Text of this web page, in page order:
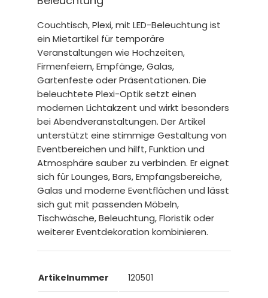
Couchtisch, Plexi, mit LED-Beleuchtung ist
ein Mietartikel für temporäre
Veranstaltungen wie Hochzeiten,
Firmenfeiern, Empfänge, Galas,
Gartenfeste oder Präsentationen. Die
beleuchtete Plexi-Optik setzt einen
modernen Lichtakzent und wirkt besonders
bei Abendveranstaltungen. Der Artikel
unterstützt eine stimmige Gestaltung von
Eventbereichen und hilft, Funktion und
Atmosphäre sauber zu verbinden. Er eignet
sich für Lounges, Bars, Empfangsbereiche,
Galas und moderne Eventflächen und lässt
sich gut mit passenden Möbeln,
Tischwäsche, Beleuchtung, Floristik oder
weiterer Eventdekoration kombinieren.
Artikelnummer 120501